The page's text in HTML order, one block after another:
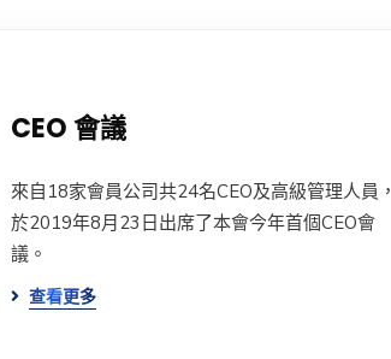
CEO 會議
來自18家會員公司共24名CEO及高級管理人員，
於2019年8月23日出席了本會今年首個CEO會
議。
查看更多